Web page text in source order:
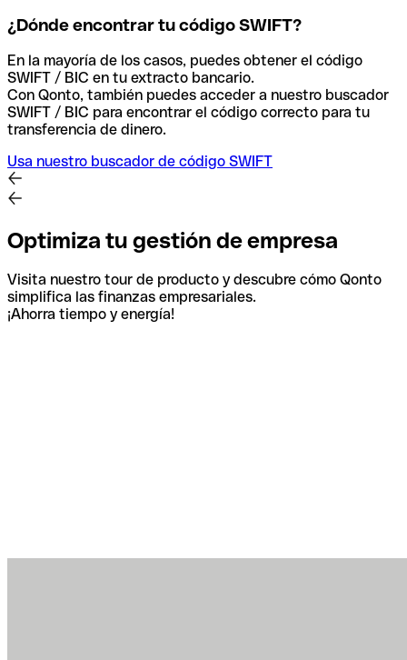
¿Dónde encontrar tu código SWIFT?
En la mayoría de los casos, puedes obtener el código
SWIFT / BIC en tu extracto bancario.
Con Qonto, también puedes acceder a nuestro buscador
SWIFT / BIC para encontrar el código correcto para tu
transferencia de dinero.
Usa nuestro buscador de código SWIFT
Optimiza tu gestión de empresa
Visita nuestro tour de producto y descubre cómo Qonto
simplifica las finanzas empresariales.
¡Ahorra tiempo y energía!